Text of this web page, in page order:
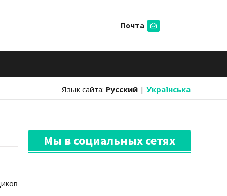
Почта
Язык сайта: Русский | Українська
Мы в социальных сетях